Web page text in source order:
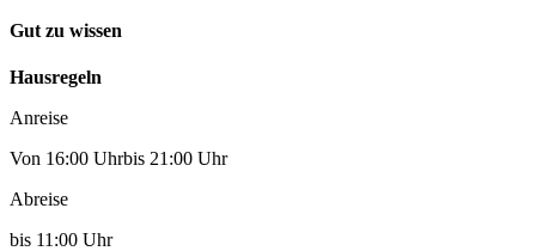
Gut zu wissen
Hausregeln
Anreise
Von 16:00 Uhrbis 21:00 Uhr
Abreise
bis 11:00 Uhr